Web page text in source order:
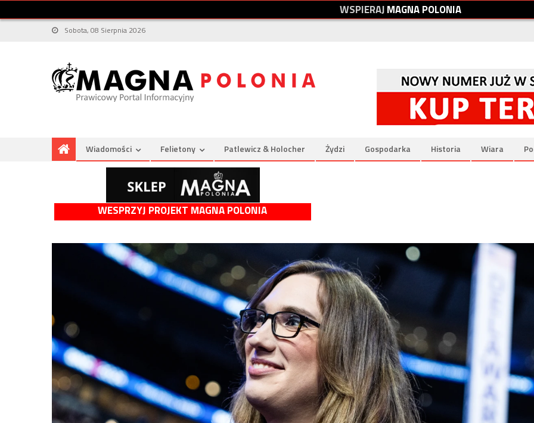
WSPIERAJMAGNAPOLONIA
Sobota, 08 Sierpnia 2026
Wiadomości Felietony Patlewicz & Holocher Żydzi Gospodarka Historia Wiara
WESPRZYJ PROJEKT MAGNA POLONIA